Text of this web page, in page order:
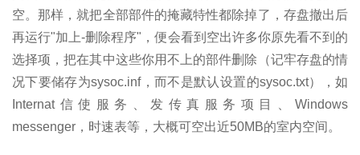
空。那样，就把全部部件的掩藏特性都除掉了，存盘撤出后
再运行"加上-删除程序"，便会看到空出许多你原先看不到的
选择项，把在其中这些你用不上的部件删除（记牢存盘的情
况下要储存为sysoc.inf，而不是默认设置的sysoc.txt），如
Internat信使服务、发传真服务项目、Windows
messenger，时速表等，大概可空出近50MB的室内空间。